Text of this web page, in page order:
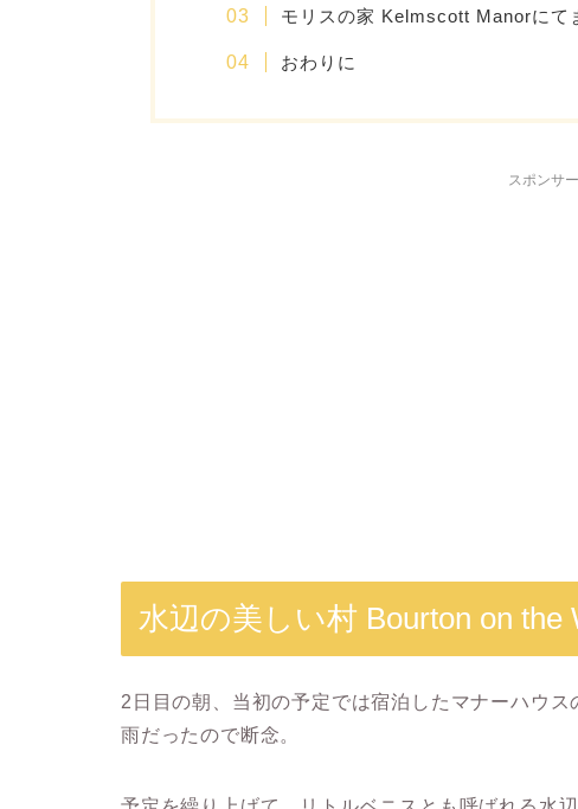
モリスの家 Kelmscott Manorにて
おわりに
スポンサ
水辺の美しい村 Bourton on the
2日目の朝、当初の予定では宿泊したマナーハウ
雨だったので断念。